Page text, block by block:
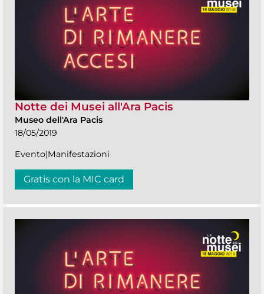
Notte dei Musei all'Ara Pacis
Museo dell'Ara Pacis
18/05/2019
Evento|Manifestazioni
Gratis con la MIC card